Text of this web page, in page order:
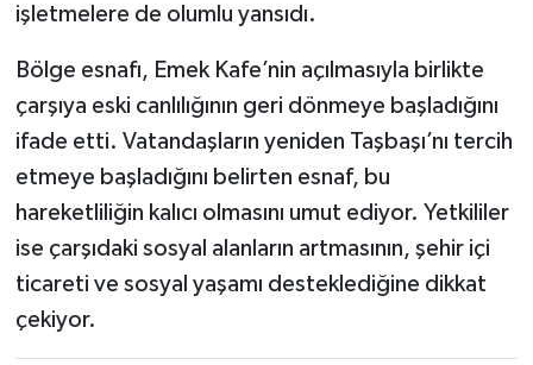
işletmelere de olumlu yansıdı.
Bölge esnafı, Emek Kafe’nin açılmasıyla birlikte
çarşıya eski canlılığının geri dönmeye başladığını
ifade etti. Vatandaşların yeniden Taşbaşı’nı tercih
etmeye başladığını belirten esnaf, bu
hareketliliğin kalıcı olmasını umut ediyor. Yetkililer
ise çarşıdaki sosyal alanların artmasının, şehir içi
ticareti ve sosyal yaşamı desteklediğine dikkat
çekiyor.